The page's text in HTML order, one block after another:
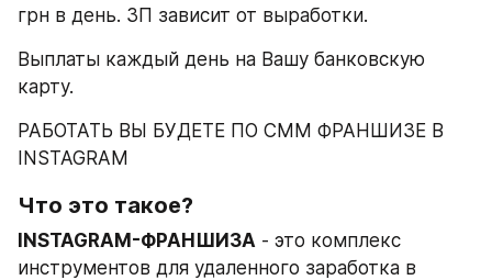
грн в день. ЗП зависит от выработки.
Выплаты каждый день на Вашу банковскую
карту.
РАБОТАТЬ ВЫ БУДЕТЕ ПО СММ ФРАНШИЗЕ В
INSTAGRAM
Что это такое?
INSTAGRAM-ФРАНШИЗА - это комплекс
инструментов для удаленного заработка в